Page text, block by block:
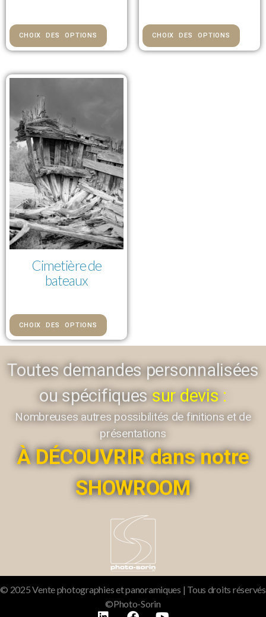
CHOIX DES OPTIONS CHOIX DES OPTIONS
Cimetière de
bateaux
CHOIX DES OPTIONS
Toutes demandes personnalisées
ou spécifiquessur devis :
Nombreuses autres possibilités de finitions et de
présentations
À DÉCOUVRIR dans notre
SHOWROOM
© 2025 Vente photographies et panoramiques | Tous droits réservés
©Photo-Sorin